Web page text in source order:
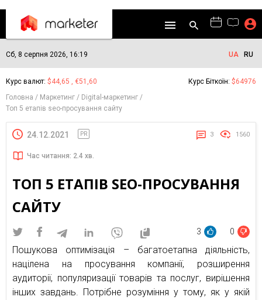
Сб, 8 серпня 2026, 16:19 UA RU
Курс валют: $44,65 , €51,60 Курс Біткоїн: $64976
Головна
Маркетинг
Digital-маркетинг
Топ 5 етапів seo-просування сайту
24.12.2021 PR 3 1560
Час читання: 2.4 хв.
ТОП 5 ЕТАПІВ SEO-ПРОСУВАННЯ
САЙТУ
3 0
Пошукова оптимізація – багатоетапна діяльність,
націлена на просування компанії, розширення
аудиторії, популяризації товарів та послуг, вирішення
інших завдань. Потрібне розуміння у тому, як у якій